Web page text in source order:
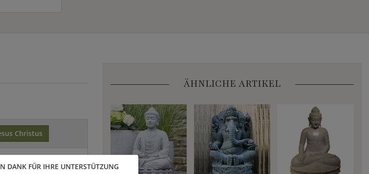
Christus
ÄHNLICHE ARTIKEL
DANK FÜR IHRE UNTERSTÜTZUNG